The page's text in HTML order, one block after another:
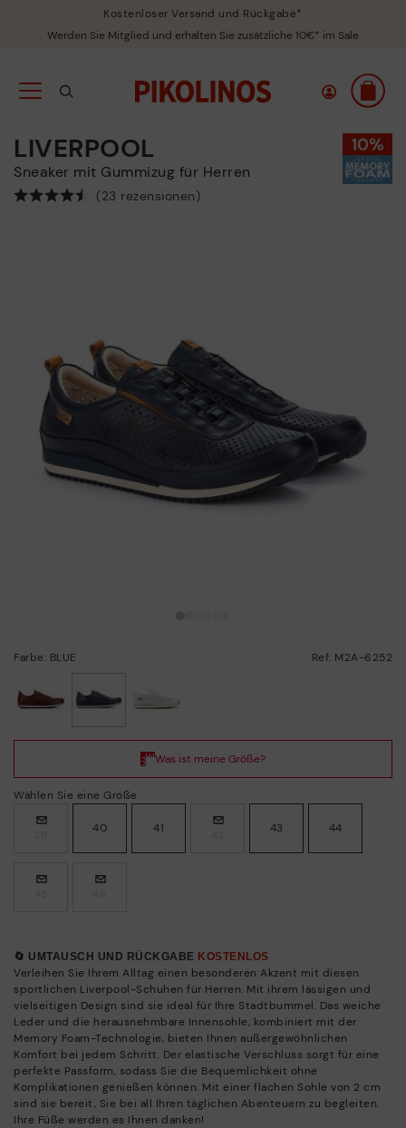
Kostenloser Versand und Rückgabe*
Werden Sie Mitglied und erhalten Sie zusätzliche 10€* im Sale
LIVERPOOL
Sneaker mit Gummizug für Herren
(23 rezensionen)
Farbe: BLUE Ref: M2A-6252
Wählen Sie eine Größe
40 41 43 44
🔄 UMTAUSCH UND RÜCKGABE KOSTENLOS
Verleihen Sie Ihrem Alltag einen besonderen Akzent mit diesen
sportlichen Liverpool-Schuhen für Herren. Mit ihrem lässigen und
vielseitigen Design sind sie ideal für Ihre Stadtbummel. Das weiche
Leder und die herausnehmbare Innensohle, kombiniert mit der
Memory Foam-Technologie, bieten Ihnen außergewöhnlichen
Komfort bei jedem Schritt. Der elastische Verschluss sorgt für eine
perfekte Passform, sodass Sie die Bequemlichkeit ohne
Komplikationen genießen können. Mit einer flachen Sohle von 2 cm
sind sie bereit, Sie bei all Ihren täglichen Abenteuern zu begleiten.
Ihre Füße werden es Ihnen danken!